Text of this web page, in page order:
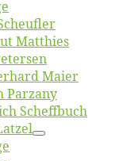
Matthies
Maier
Parzany
Scheffbuch